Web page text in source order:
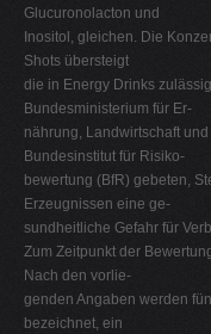
Glucuronolacton und
Inositol, gleichen. Die
Shots übersteigt
die in Energy Drinks
Bundesministerium für Er-
nährung, Landwirtschaft
Bundesinstitut für Risiko-
bewertung (BfR) gebeten,
Erzeugnissen eine ge-
sundheitliche Gefahr für
Zum Zeitpunkt der
Nach den vorlie-
genden Angaben werden
bezeichnet, ein